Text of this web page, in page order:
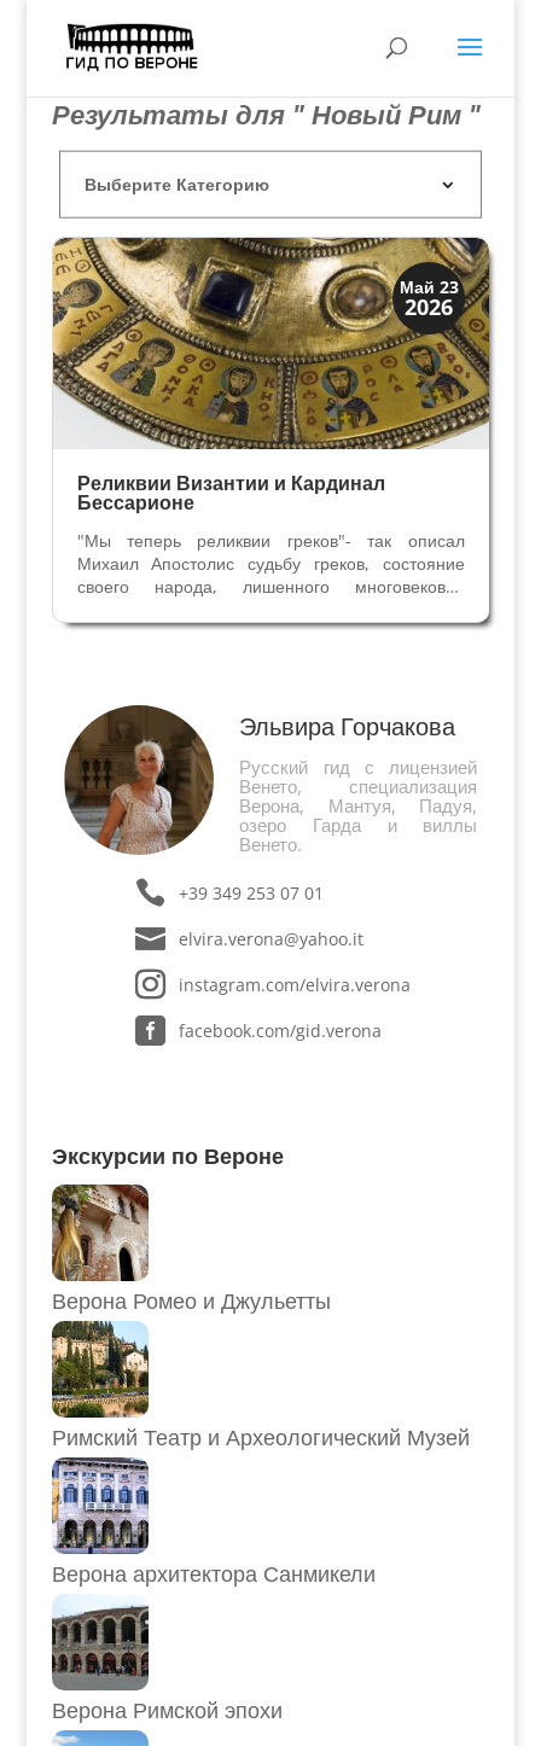
Результаты для " Новый Рим "
Май 23
2026
Святые и реликвии
Традиции
Реликвии Византии и Кардинал
Бессарионе
"Мы теперь реликвии греков"- так описал
Михаил Апостолис судьбу греков, состояние
своего народа, лишенного многовековой
греческого теолога и гуманиста Апостолиса
Эльвира Горчакова
Русский гид с лицензией
Венето, специализация
Верона, Мантуя, Падуя,
озеро Гарда и виллы
Венето.
+39 349 253 07 01
elvira.verona@yahoo.it
instagram.com/elvira.verona
facebook.com/gid.verona
Экскурсии по Вероне
Верона Ромео и Джульетты
Римский Театр и Археологический Музей
Верона архитектора Санмикели
Верона Римской эпохи